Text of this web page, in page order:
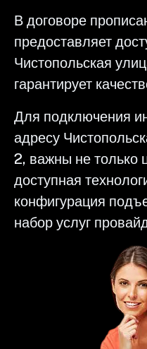
В договоре
предоставляет
Чистопольская
гарантирует
Для подключения
адресу
2, важны не только
доступная
конфигурация
набор услуг